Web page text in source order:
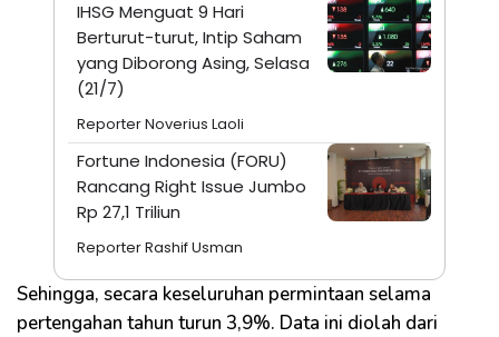
IHSG Menguat 9 Hari
Berturut-turut, Intip Saham
yang Diborong Asing, Selasa
(21/7)
Reporter Noverius Laoli
Fortune Indonesia (FORU)
Rancang Right Issue Jumbo
Rp 27,1 Triliun
Reporter Rashif Usman
Sehingga, secara keseluruhan permintaan selama
pertengahan tahun turun 3,9%. Data ini diolah dari